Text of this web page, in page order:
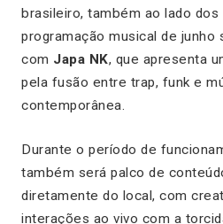
brasileiro, também ao lado dos
programação musical de junho
com Japa NK, que apresenta
pela fusão entre trap, funk e
contemporânea.
Durante o período de
também será palco de
diretamente do local, com
interações ao vivo com a